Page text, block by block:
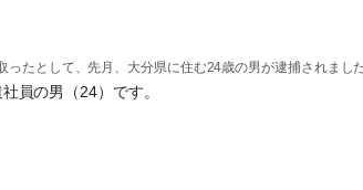
たとして、先月、大分県に住む24歳の男が逮捕されました
員の男（24）です。